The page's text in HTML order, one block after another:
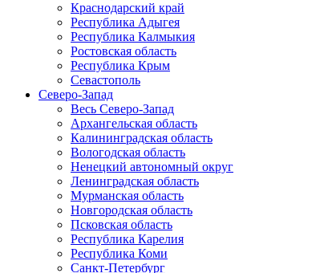
Краснодарский край
Республика Адыгея
Республика Калмыкия
Ростовская область
Республика Крым
Севастополь
Северо-Запад
Весь Северо-Запад
Архангельская область
Калининградская область
Вологодская область
Ненецкий автономный округ
Ленинградская область
Мурманская область
Новгородская область
Псковская область
Республика Карелия
Республика Коми
Санкт-Петербург